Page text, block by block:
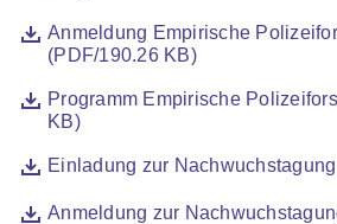
DateiAnmeldung Empirische
(PDF/190.26 KB)
Öffnet sich in einem neuen Fenster
DateiProgramm Empirische
KB)
Öffnet sich in einem neuen Fenster
DateiEinladung zur
Öffnet sich in einem neuen Fenster
DateiAnmeldung zur
Öffnet sich in einem neuen Fenster